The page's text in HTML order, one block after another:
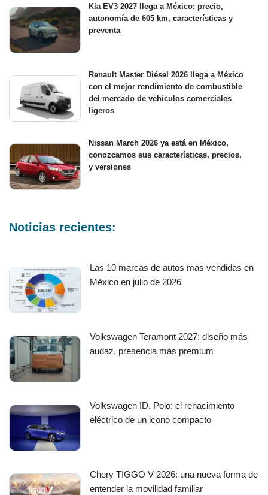
Kia EV3 2027 llega a México: precio,
autonomía de 605 km, características y
preventa
Renault Master Diésel 2026 llega a México
con el mejor rendimiento de combustible
del mercado de vehículos comerciales
ligeros
Nissan March 2026 ya está en México,
conozcamos sus características, precios,
y versiones
Noticias recientes:
Las 10 marcas de autos mas vendidas en
México en julio de 2026
Volkswagen Teramont 2027: diseño más
audaz, presencia más premium
Volkswagen ID. Polo: el renacimiento
eléctrico de un icono compacto
Chery TIGGO V 2026: una nueva forma de
entender la movilidad familiar